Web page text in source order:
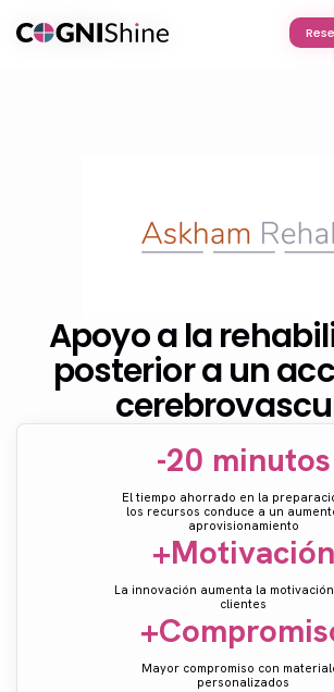
Apoyo a la
posterior a un
-20 minutos
El tiempo ahorrado en la
los recursos conduce a un
aprovisionamiento
+Motivación
La innovación aumenta la
clientes
Mayor compromiso con
personalizados